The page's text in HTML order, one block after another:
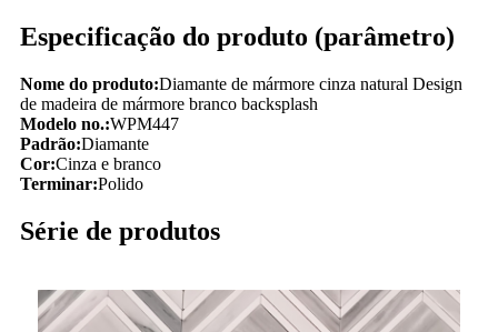
Especificação do produto (parâmetro)
Nome do produto:Diamante de mármore cinza natural Design
de madeira de mármore branco backsplash
Modelo no.:WPM447
Padrão:Diamante
Cor:Cinza e branco
Terminar:Polido
Série de produtos